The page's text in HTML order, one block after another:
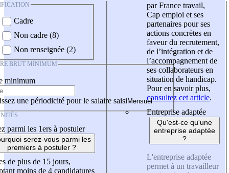
Cadre
Non cadre (8)
Non renseignée (2)
BRUT MINIMUM
minimum
une périodicité pour le salaire saisi
parmi les 1ers à postuler
serez-vous parmi les
premiers à postuler ?
de plus de 15 jours,
moins de 4 candidatures
par France travail,
Cap emploi et ses
partenaires pour ses
actions concrètes en
faveur du recrutement,
de l’intégration et de
l’accompagnement de
ses collaborateurs en
situation de handicap.
Pour en savoir plus,
consultez cet article.
Entreprise adaptée
Qu'est-ce qu'une
entreprise adaptée
?
L'entreprise adaptée
permet à un travailleur